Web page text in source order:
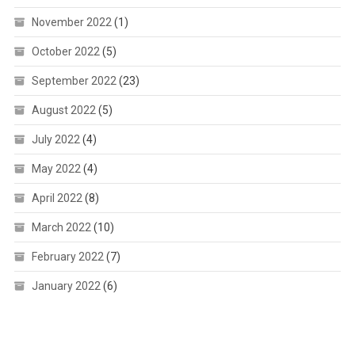
November 2022 (1)
October 2022 (5)
September 2022 (23)
August 2022 (5)
July 2022 (4)
May 2022 (4)
April 2022 (8)
March 2022 (10)
February 2022 (7)
January 2022 (6)